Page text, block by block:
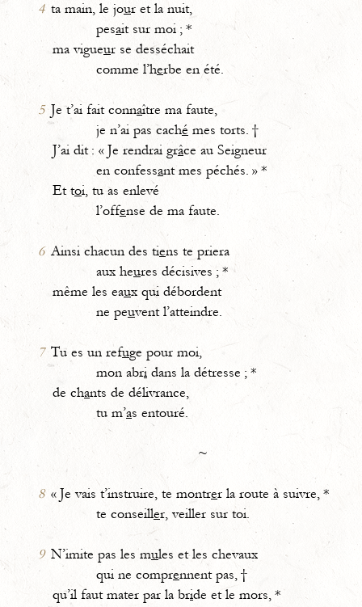
4 ta main, le jour et la nuit,
pesait sur moi ; *
ma vigueur se desséchait
comme l’herbe en été.
5 Je t’ai fait connaître ma faute,
je n’ai pas caché mes torts. †
J’ai dit : « Je rendrai grâce au Seigneur
en confessant mes péchés. » *
Et toi, tu as enlevé
l’offense de ma faute.
6 Ainsi chacun des tiens te priera
aux heures décisives ; *
même les eaux qui débordent
ne peuvent l’atteindre.
7 Tu es un refuge pour moi,
mon abri dans la détresse ; *
de chants de délivrance,
tu m’as entouré.
~
8 « Je vais t’instruire, te montrer la route à suivre, *
te conseiller, veiller sur toi.
9 N’imite pas les mules et les chevaux
qui ne comprennent pas, †
qu’il faut mater par la bride et le mors, *